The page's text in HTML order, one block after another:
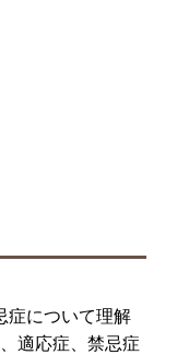
症について理解
適応症、禁忌症